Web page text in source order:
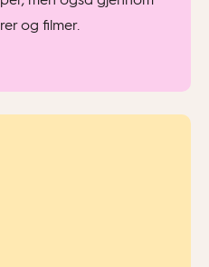
og filmer.